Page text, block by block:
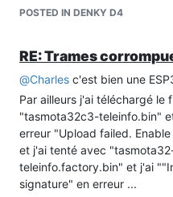
"Time": "2023-03-
    "Total": 14538.407,
    "Yesterday": 0,
    "Today": 0,
    "Period": 0,
    "Power": 153,
    "ApparentPower": 237,
    "ReactivePower": 181,
    "Factor": 0.65,
    "Voltage": 237,
    "Current": 1,
par le broker est bien en
POSTED IN DENKY D4
RE: Trames
@Charles c'est bien une
Par ailleurs j'ai téléchargé le
"tasmota32c3-teleinfo.bin"
erreur "Upload failed.
et j'ai tenté avec
teleinfo.factory.bin" et j'ai
signature" en erreur ...